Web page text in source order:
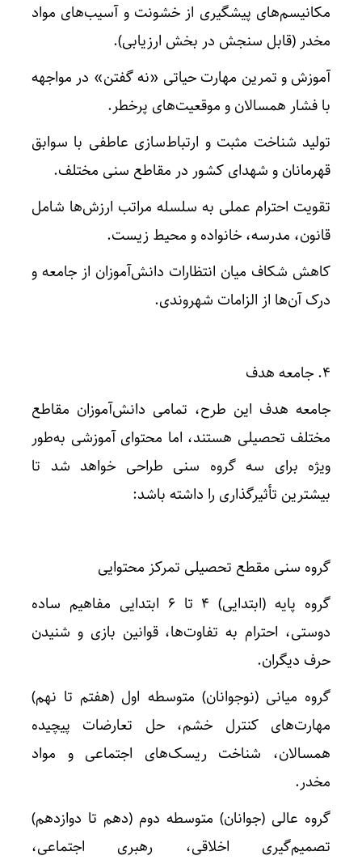
مکانیسم‌های پیشگیری از خشونت و آسیب‌های مواد
مخدر (قابل سنجش در بخش ارزیابی).
آموزش و تمرین مهارت حیاتی «نه گفتن» در مواجهه
با فشار همسالان و موقعیت‌های پرخطر.
تولید شناخت مثبت و ارتباط‌سازی عاطفی با سوابق
قهرمانان و شهدای کشور در مقاطع سنی مختلف.
تقویت احترام عملی به سلسله مراتب ارزش‌ها شامل
قانون، مدرسه، خانواده و محیط زیست.
کاهش شکاف میان انتظارات دانش‌آموزان از جامعه و
درک آن‌ها از الزامات شهروندی.
۴. جامعه هدف
جامعه هدف این طرح، تمامی دانش‌آموزان مقاطع
مختلف تحصیلی هستند، اما محتوای آموزشی به‌طور
ویژه برای سه گروه سنی طراحی خواهد شد تا
بیشترین تأثیرگذاری را داشته باشد:
گروه سنی مقطع تحصیلی تمرکز محتوایی
گروه پایه (ابتدایی) ۴ تا ۶ ابتدایی مفاهیم ساده
دوستی، احترام به تفاوت‌ها، قوانین بازی و شنیدن
حرف دیگران.
گروه میانی (نوجوانان) متوسطه اول (هفتم تا نهم)
مهارت‌های کنترل خشم، حل تعارضات پیچیده
همسالان، شناخت ریسک‌های اجتماعی و مواد
مخدر.
گروه عالی (جوانان) متوسطه دوم (دهم تا دوازدهم)
تصمیم‌گیری اخلاقی، رهبری اجتماعی،